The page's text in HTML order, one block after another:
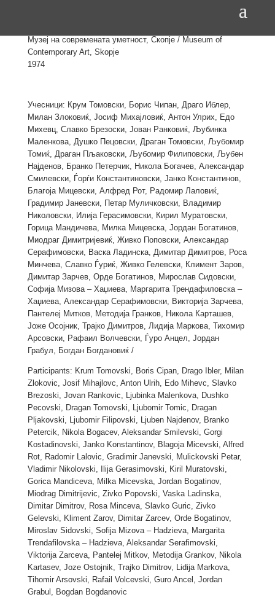
Музеј на современата уметност, Скопје / Museum of
Contemporary Art, Skopje
1974
Учесници: Крум Томовски, Бориc Чипан, Драго Иблер,
Милан Злоковиќ, Јосиф Михајловиќ, Антон Улрих, Едо
Михевц, Славко Брезоски, Јован Ранковиќ, Љубинка
Маленкова, Душко Пецовски, Драган Томовски, Љубомир
Томиќ, Драган Пљаковски, Љубомир Филиповски, Љубен
Најденов, Бранко Петерчик, Никола Богачев, Александар
Смилевски, Ѓорѓи Константиновски, Јанко Константинов,
Благоја Мицевски, Алфред Рот, Радомир Лаловиќ,
Градимир Јаневски, Петар Муличковски, Владимир
Николовски, Илија Герасимовски, Кирил Муратовски,
Горица Мандичева, Милка Мицевска, Јордан Богатинов,
Миодраг Димитријевиќ, Живко Поповски, Александар
Серафимовски, Васка Ладинска, Димитар Димитров, Роса
Минчева, Славко Ѓуриќ, Живко Гелевски, Климент Заров,
Димитар Зарчев, Орде Богатинов, Мирослав Сидовски,
Софија Мизова – Хаџиева, Маргарита Трендафиловска –
Хаџиева, Александар Серафимовски, Викторија Зарчева,
Пантелеј Митков, Методија Гранков, Никола Карташев,
Јоже Осојник, Трајко Димитров, Лидија Маркова, Тихомир
Арсовски, Рафаил Волчевски, Ѓуро Анцел, Јордан
Грабул, Богдан Богдановиќ /
Participants: Krum Tomovski, Boris Cipan, Drago Ibler, Milan
Zlokovic, Josif Mihajlovc, Anton Ulrih, Edo Mihevc, Slavko
Brezoski, Jovan Rankovic, Ljubinka Malenkova, Dushko
Pecovski, Dragan Tomovski, Ljubomir Tomic, Dragan
Pljakovski, Ljubomir Filipovski, Ljuben Najdenov, Branko
Petercik, Nikola Bogacev, Aleksandar Smilevski, Gorgi
Kostadinovski, Janko Konstantinov, Blagoja Micevski, Alfred
Rot, Radomir Lalovic, Gradimir Janevski, Mulickovski Petar,
Vladimir Nikolovski, Ilija Gerasimovski, Kiril Muratovski,
Gorica Mandiceva, Milka Micevska, Jordan Bogatinov,
Miodrag Dimitrijevic, Zivko Popovski, Vaska Ladinska,
Dimitar Dimitrov, Rosa Minceva, Slavko Guric, Zivko
Gelevski, Kliment Zarov, Dimitar Zarcev, Orde Bogatinov,
Miroslav Sidovski, Sofija Mizova – Hadzieva, Margarita
Trendafilovska – Hadzieva, Aleksandar Serafimovski,
Viktorija Zarceva, Pantelej Mitkov, Metodija Grankov, Nikola
Kartasev, Joze Ostojnik, Trajko Dimitrov, Lidija Markova,
Tihomir Arsovski, Rafail Volcevski, Guro Ancel, Jordan
Grabul, Bogdan Bogdanovic